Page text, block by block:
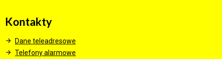
Kontakty
Dane teleadresowe
Telefony alarmowe